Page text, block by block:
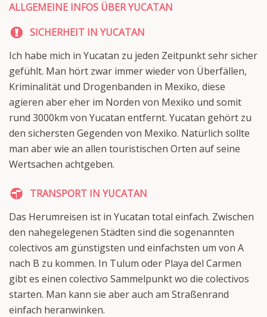
ALLGEMEINE INFOS ÜBER YUCATAN
SICHERHEIT IN YUCATAN
Ich habe mich in Yucatan zu jeden Zeitpunkt sehr sicher
gefühlt. Man hört zwar immer wieder von Überfällen,
Kriminalität und Drogenbanden in Mexiko, diese
agieren aber eher im Norden von Mexiko und somit
rund 3000km von Yucatan entfernt. Yucatan gehört zu
den sichersten Gegenden von Mexiko. Natürlich sollte
man aber wie an allen touristischen Orten auf seine
Wertsachen achtgeben.
TRANSPORT IN YUCATAN
Das Herumreisen ist in Yucatan total einfach. Zwischen
den nahegelegenen Städten sind die sogenannten
colectivos am günstigsten und einfachsten um von A
nach B zu kommen. In Tulum oder Playa del Carmen
gibt es einen colectivo Sammelpunkt wo die colectivos
starten. Man kann sie aber auch am Straßenrand
einfach heranwinken.